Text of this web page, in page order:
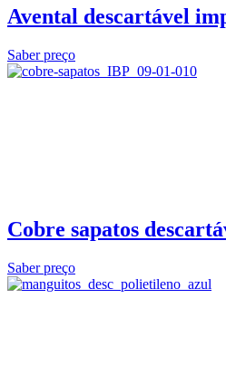
Avental descartável
Saber preço
Cobre sapatos
Saber preço